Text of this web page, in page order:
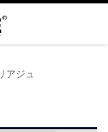
アジュ